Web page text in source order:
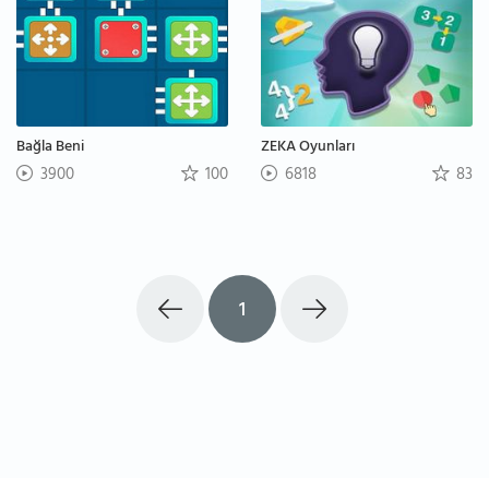
Bağla Beni
3900 100
ZEKA Oyunları
6818 83
1